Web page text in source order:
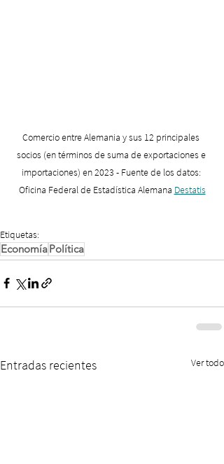
Comercio entre Alemania y sus 12 principales
socios (en términos de suma de exportaciones e
importaciones) en 2023 - Fuente de los datos:
Oficina Federal de Estadística Alemana Destatis
Etiquetas:
EconomíaPolítica
Entradas recientes Ver todo